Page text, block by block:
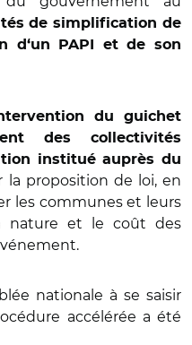
de simplification de
d‘un PAPI et de son
du guichet
des collectivités
institué auprès du
proposition de loi, en
les communes et leurs
nature et le coût des
nationale à se saisir
accélérée a été